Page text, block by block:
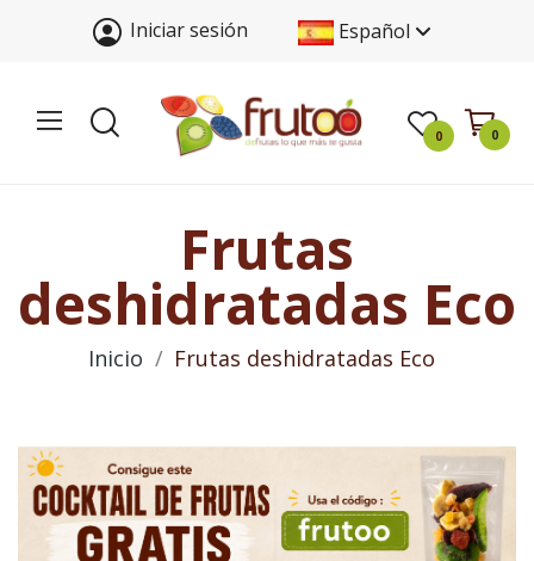
Iniciar sesión Español
0 0
Frutas
deshidratadas Eco
Inicio Frutas deshidratadas Eco